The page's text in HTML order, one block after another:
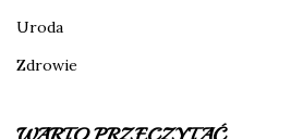
Uroda
Zdrowie